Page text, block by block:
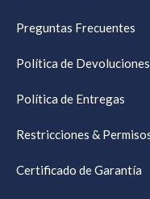
Preguntas Frecuentes
Política de Devoluciones
Política de Entregas
Restricciones &
Certificado de Garantía